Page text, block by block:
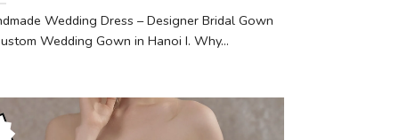
Wedding Dress – Designer Bridal Gown
Wedding Gown in Hanoi I. Why...